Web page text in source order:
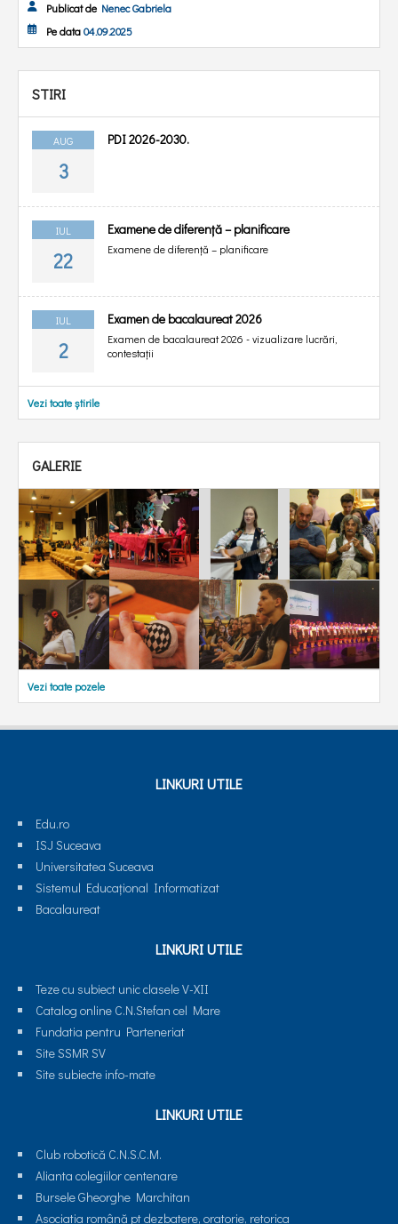
Publicat de Nenec Gabriela
Pe data04.09.2025
STIRI
AUG
3
PDI 2026-2030.
IUL
22
Examene de diferență – planificare
Examene de diferență – planificare
IUL
2
Examen de bacalaureat 2026
Examen de bacalaureat 2026 - vizualizare lucrări,
contestații
Vezi toate știrile
GALERIE
Vezi toate pozele
LINKURI UTILE
Edu.ro
ISJ Suceava
Universitatea Suceava
Sistemul Educaţional Informatizat
Bacalaureat
LINKURI UTILE
Teze cu subiect unic clasele V-XII
Catalog online C.N.Stefan cel Mare
Fundatia pentru Parteneriat
Site SSMR SV
Site subiecte info-mate
LINKURI UTILE
Club robotică C.N.S.C.M.
Alianta colegiilor centenare
Bursele Gheorghe Marchitan
Asociatia română pt dezbatere, oratorie, retorica